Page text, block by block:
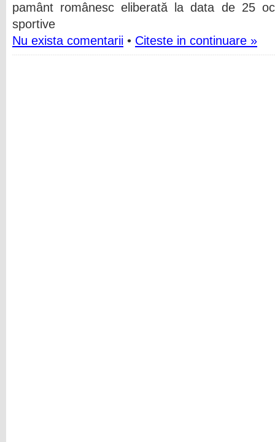
pamânt românesc eliberată la data de 25
sportive
Nu exista comentarii • Citeste in continuare »